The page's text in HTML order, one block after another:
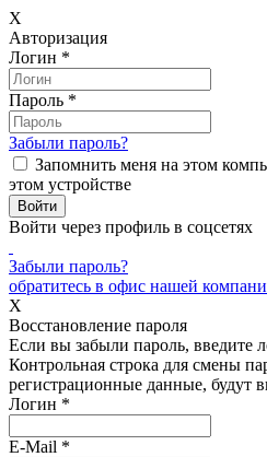
X
Авторизация
Логин *
Пароль *
Забыли пароль?
Запомнить меня на этом
этом устройстве
Войти через профиль в соцсетях
Забыли пароль?
обратитесь в офис нашей
X
Восстановление пароля
Если вы забыли пароль, введите
Контрольная строка для смены
регистрационные данные, будут
Логин *
E-Mail *